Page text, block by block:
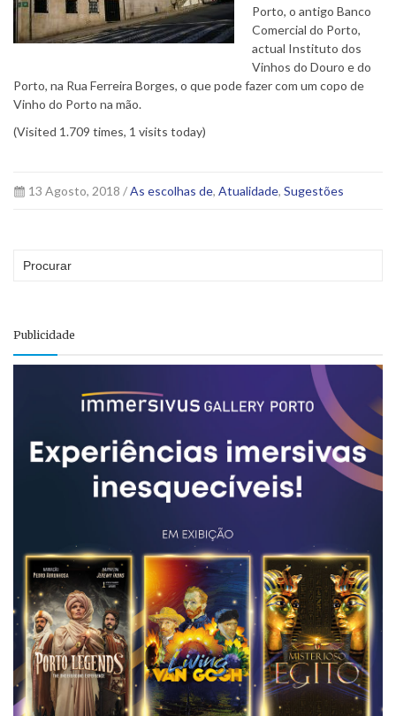
Porto, o antigo Banco
Comercial do Porto,
actual Instituto dos
Vinhos do Douro e do
Porto, na Rua Ferreira Borges, o que pode fazer com um copo de
Vinho do Porto na mão.
(Visited 1.709 times, 1 visits today)
13 Agosto, 2018 /As escolhas de, Atualidade, Sugestões
Publicidade